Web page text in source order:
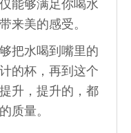
够满足你喝水
来美的感受。
水喝到嘴里的
的杯，再到这个
升，提升的，都
质量。